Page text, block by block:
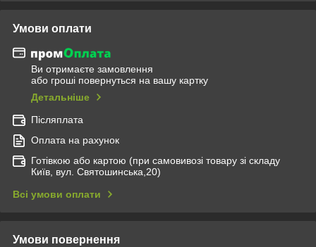
Умови оплати
Ви отримаєте замовлення
або гроші повернуться на вашу картку
Детальніше
Післяплата
Оплата на рахунок
Готівкою або картою (при самовивозі товару зі складу
Київ, вул. Святошинська,20)
Всі умови оплати
Умови повернення